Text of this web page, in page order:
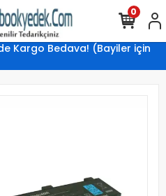
Kargo Bedava! (Bayiler için
0